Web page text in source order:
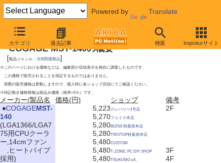
Powered by Translate
カテゴリ 過去記事 検索 Impressサイト
2009年6月20日号
COGAGE MST-140の概要
[製品ジャンル： 冷却関連製品]
※このページにおける価格などは、編集部が店頭表示を独自に調査したものです。
この価格で販売されることを保証するものではありません。
実際の販売価格は変動しますので、購入時に各ショップ店頭にてご確認ください。
※特記無き価格情報は税込み価格（税率=5％）です。
メーカー/製品名 価格(円) ショップ
備考
●COGAGEMST-
140
(LGA1366/LGA7
75用CPUクーラ
ー,14cmファン
,ヒートパイプ
採用)
5,223 クレバリー1号店
2F
5,270フェイス本店
5,280BLESS 秋葉原本店
5,280TWOTOP秋葉原本店
5,480CUSTOM
5,480T-ZONE. PC DIY SHOP
3F
5,480TSUKUMO eX.
4F